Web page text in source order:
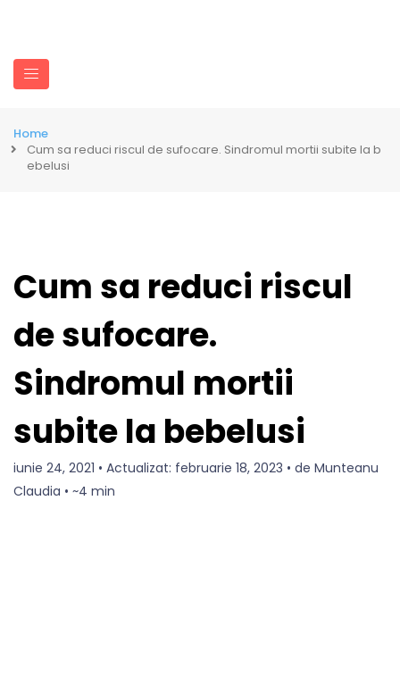
Home
Cum sa reduci riscul de sufocare. Sindromul mortii subite la b
ebelusi
Cum sa reduci riscul
de sufocare.
Sindromul mortii
subite la bebelusi
iunie 24, 2021 • Actualizat: februarie 18, 2023 • de Munteanu
Claudia • ~4 min